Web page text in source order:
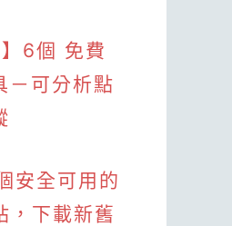
6個 免費
－可分析點
安全可用的
，下載新舊